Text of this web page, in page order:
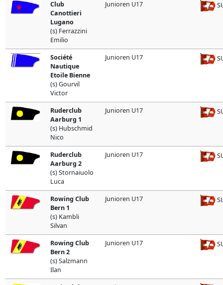
Club
Canottieri
Lugano
(s) Ferrazzini
Emilio
Junioren U17
Société
Nautique
Etoile Bienne
(s) Gourvil
Victor
Junioren U17
Ruderclub
Aarburg 1
(s) Hubschmid
Nico
Junioren U17
Ruderclub
Aarburg 2
(s) Stornaiuolo
Luca
Junioren U17
Rowing Club
Bern 1
(s) Kambli
Silvan
Junioren U17
Rowing Club
Bern 2
(s) Salzmann
Ilan
Junioren U17